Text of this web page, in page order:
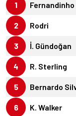
1 Fernandinho
2 Rodri
3 İ. Gündoğan
4 R. Sterling
5 Bernardo
6 K. Walker